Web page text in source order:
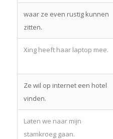
waar ze even rustig kunnen
zitten.
Xing heeft haar laptop mee.
Ze wil op internet een hotel
vinden.
Laten we naar mijn
stamkroeg gaan.